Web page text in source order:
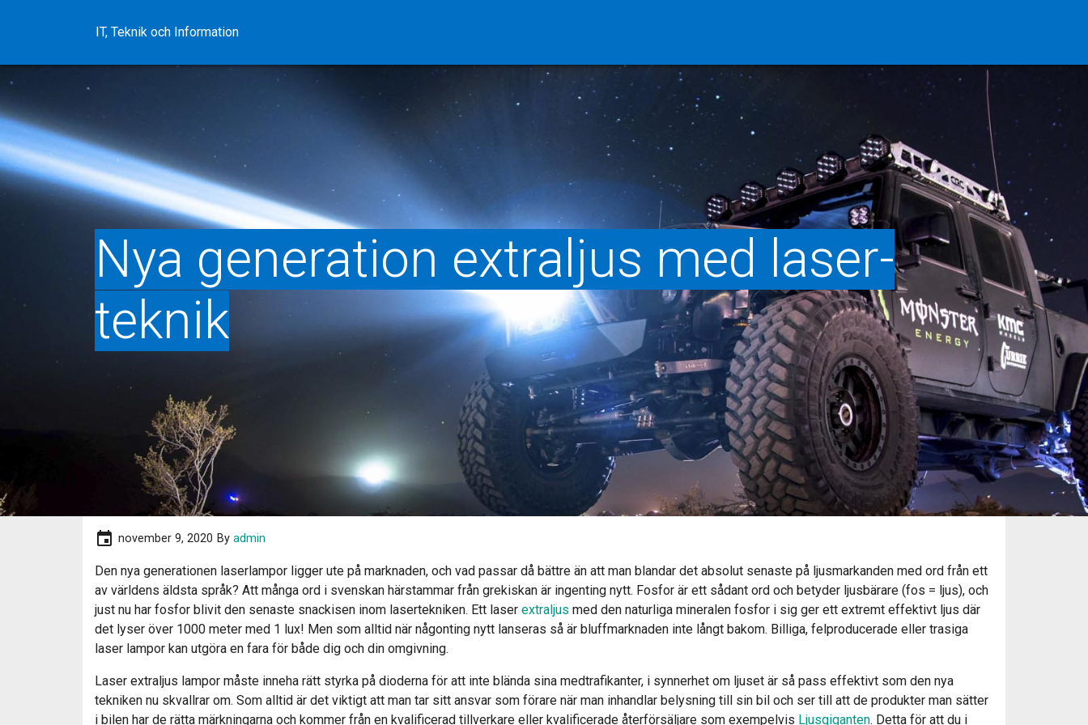
IT, Teknik och Information
Nya generation extraljus med laser-
teknik
event november 9, 2020 By admin
Den nya generationen laserlampor ligger ute på marknaden, och vad passar då bättre än att man blandar det absolut senaste på ljusmarkanden med ord från ett
av världens äldsta språk? Att många ord i svenskan härstammar från grekiskan är ingenting nytt. Fosfor är ett sådant ord och betyder ljusbärare (fos = ljus), och
just nu har fosfor blivit den senaste snackisen inom lasertekniken. Ett laser extraljus med den naturliga mineralen fosfor i sig ger ett extremt effektivt ljus där
det lyser över 1000 meter med 1 lux! Men som alltid när någonting nytt lanseras så är bluffmarknaden inte långt bakom. Billiga, felproducerade eller trasiga
laser lampor kan utgöra en fara för både dig och din omgivning.
Laser extraljus lampor måste inneha rätt styrka på dioderna för att inte blända sina medtrafikanter, i synnerhet om ljuset är så pass effektivt som den nya
tekniken nu skvallrar om. Som alltid är det viktigt att man tar sitt ansvar som förare när man inhandlar belysning till sin bil och ser till att de produkter man sätter
i bilen har de rätta märkningarna och kommer från en kvalificerad tillverkare eller kvalificerade återförsäljare som exempelvis Ljusgiganten. Detta för att du i